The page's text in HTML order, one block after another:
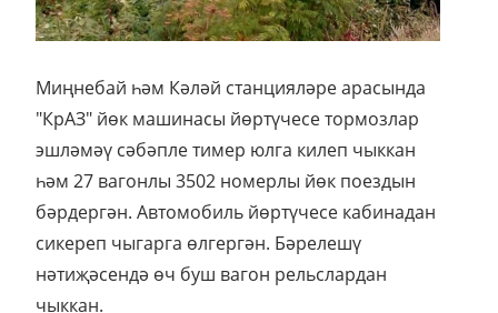
Миңнебай һәм Кәләй станцияләре арасында
"КрАЗ" йөк машинасы йөртүчесе тормозлар
эшләмәү сәбәпле тимер юлга килеп чыккан
һәм 27 вагонлы 3502 номерлы йөк поездын
бәрдергән. Автомобиль йөртүчесе кабинадан
сикереп чыгарга өлгергән. Бәрелешү
нәтиҗәсендә өч буш вагон рельслардан
чыккан.